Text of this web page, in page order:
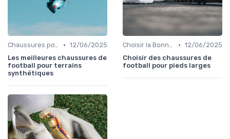
Chaussures pour Terrains Synthétiques • 12/06/2025
Les meilleures chaussures de
football pour terrains
synthétiques
Choisir la Bonne Taille • 12/06/2025
Choisir des chaussures de
football pour pieds larges